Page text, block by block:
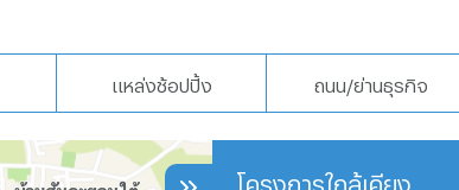
แหล่งช้อปปิ้ง ถนน/ย่านธุรกิจ
โครงการใกล้เคียง